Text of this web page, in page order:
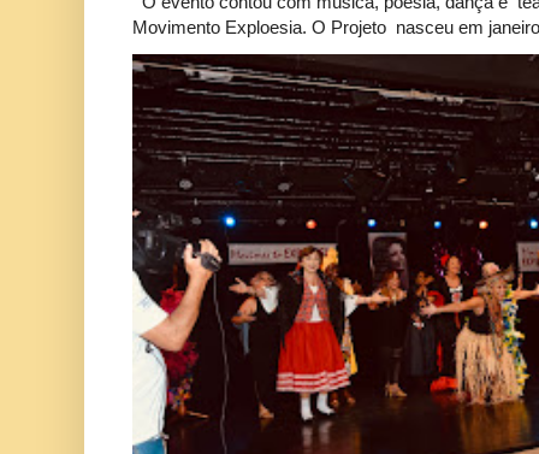
Movimento Exploesia. O Projeto nasceu em